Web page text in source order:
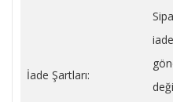
İade Şartları: